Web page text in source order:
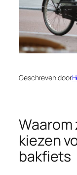
Geschreven door
Waarom
kiezen
bakfiets